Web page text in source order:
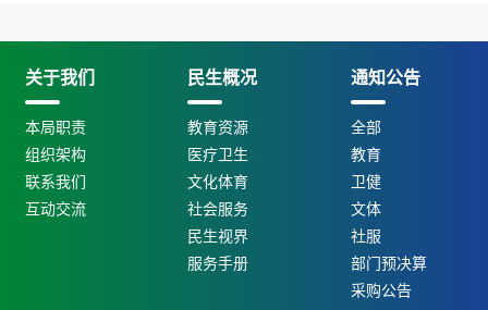
关于我们
本局职责
组织架构
联系我们
互动交流
民生概况
教育资源
医疗卫生
文化体育
社会服务
民生视界
服务手册
通知公告
全部
教育
卫健
文体
社服
部门预决算
采购公告